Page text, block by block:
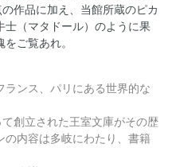
作品に加え、当館所蔵のピカ
士（マタドール）のように果
ご覧あれ。
ンス、パリにある世界的な
創立された王室文庫がその歴
の内容は多岐にわたり、書籍